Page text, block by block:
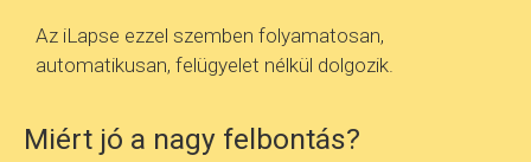
Az iLapse ezzel szemben folyamatosan,
automatikusan, felügyelet nélkül dolgozik.
Miért jó a nagy felbontás?